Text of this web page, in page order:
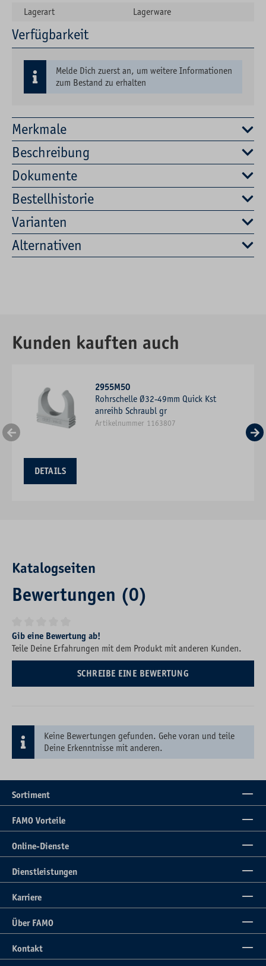
Merkmale
Beschreibung
Dokumente
Bestellhistorie
Varianten
Alternativen
Lagerart
Lagerware
Verfügbarkeit
Melde Dich zuerst an, um weitere Informationen
zum Bestand zu erhalten
Kunden kauften auch
2955M50
Rohrschelle Ø32-49mm Quick Kst
anreihb Schraubl gr
Artikelnummer 1163807
DETAILS
Katalogseiten
Bewertungen (0)
Durchschnittliche Bewertung von 0 von 5 Sternen
Gib eine Bewertung ab!
Teile Deine Erfahrungen mit dem Produkt mit anderen Kunden.
SCHREIBE EINE BEWERTUNG
Keine Bewertungen gefunden. Gehe voran und teile
Deine Erkenntnisse mit anderen.
Sortiment
FAMO Vorteile
Online-Dienste
Dienstleistungen
Karriere
Über FAMO
Kontakt